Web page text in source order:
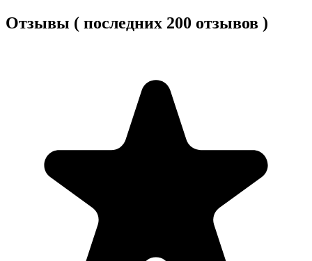
Отзывы ( последних 200 отзывов )